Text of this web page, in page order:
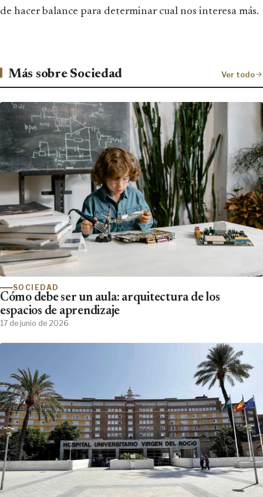
de hacer balance para determinar cual nos interesa más.
Más sobre Sociedad Ver todo
SOCIEDAD
Cómo debe ser un aula: arquitectura de los
espacios de aprendizaje
17 de junio de 2026